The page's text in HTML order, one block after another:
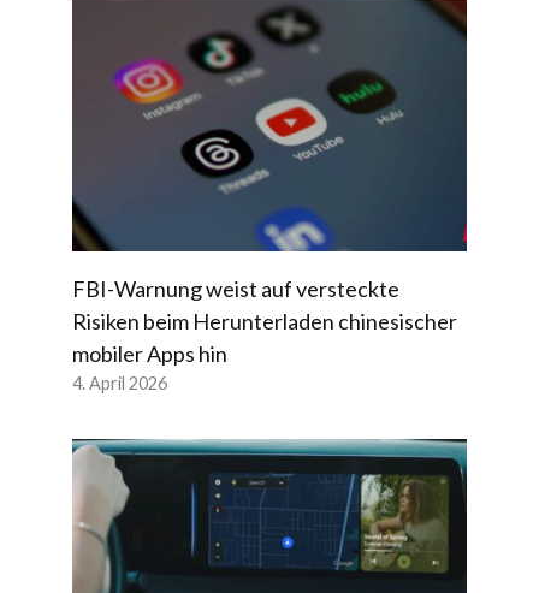
FBI-Warnung weist auf versteckte
Risiken beim Herunterladen chinesischer
mobiler Apps hin
4. April 2026